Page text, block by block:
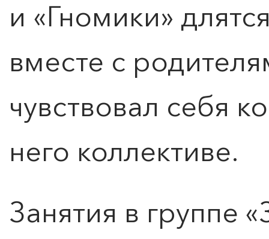
и «Гномики»
вместе с
чувствовал себя
него коллективе.
Занятия в группе